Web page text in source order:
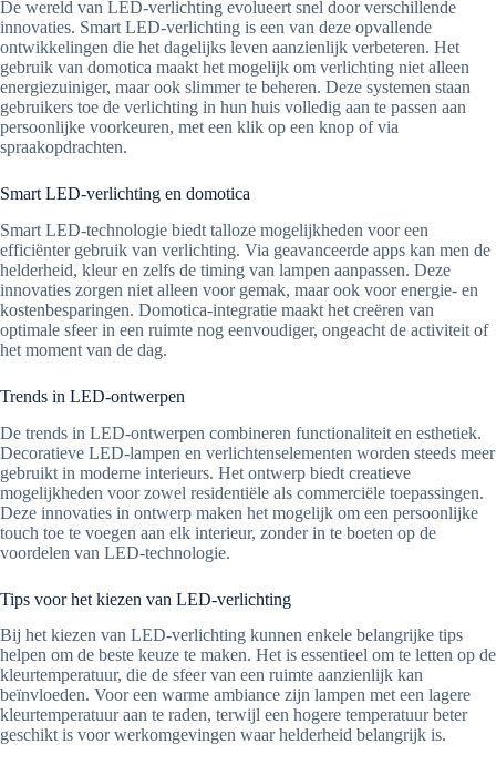
De wereld van LED-verlichting evolueert snel door verschillende
innovaties. Smart LED-verlichting is een van deze opvallende
ontwikkelingen die het dagelijks leven aanzienlijk verbeteren. Het
gebruik van domotica maakt het mogelijk om verlichting niet alleen
energiezuiniger, maar ook slimmer te beheren. Deze systemen staan
gebruikers toe de verlichting in hun huis volledig aan te passen aan
persoonlijke voorkeuren, met een klik op een knop of via
spraakopdrachten.
Smart LED-verlichting en domotica
Smart LED-technologie biedt talloze mogelijkheden voor een
efficiënter gebruik van verlichting. Via geavanceerde apps kan men de
helderheid, kleur en zelfs de timing van lampen aanpassen. Deze
innovaties zorgen niet alleen voor gemak, maar ook voor energie- en
kostenbesparingen. Domotica-integratie maakt het creëren van
optimale sfeer in een ruimte nog eenvoudiger, ongeacht de activiteit of
het moment van de dag.
Trends in LED-ontwerpen
De trends in LED-ontwerpen combineren functionaliteit en esthetiek.
Decoratieve LED-lampen en verlichtenselementen worden steeds meer
gebruikt in moderne interieurs. Het ontwerp biedt creatieve
mogelijkheden voor zowel residentiële als commerciële toepassingen.
Deze innovaties in ontwerp maken het mogelijk om een persoonlijke
touch toe te voegen aan elk interieur, zonder in te boeten op de
voordelen van LED-technologie.
Tips voor het kiezen van LED-verlichting
Bij het kiezen van LED-verlichting kunnen enkele belangrijke tips
helpen om de beste keuze te maken. Het is essentieel om te letten op de
kleurtemperatuur, die de sfeer van een ruimte aanzienlijk kan
beïnvloeden. Voor een warme ambiance zijn lampen met een lagere
kleurtemperatuur aan te raden, terwijl een hogere temperatuur beter
geschikt is voor werkomgevingen waar helderheid belangrijk is.